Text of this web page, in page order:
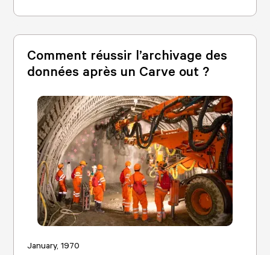
Comment réussir l’archivage des
données après un Carve out ?
January, 1970